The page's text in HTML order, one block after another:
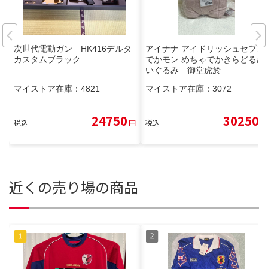
次世代電動ガン HK416デルタ
カスタムブラック
マイストア在庫： 4821
税込 24750円
アイナナ アイドリッシュセブン
でかモン めちゃでかきらどるぬ
いぐるみ 御堂虎於
マイストア在庫： 3072
税込 30250
近くの売り場の商品